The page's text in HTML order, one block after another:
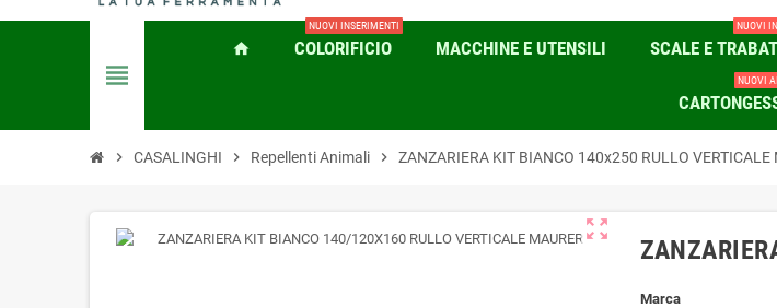
view_headline
home COLORIFICIO
NUOVI INSERIMENTI
MACCHINE E UTENSILI SCALE E
NUOVI
NUOVI
chevron_right CASALINGHI chevron_right Repellenti Animali chevron_right ZANZARIERA KIT BIANCO 140x250 RULLO VERTICALE
zoom_out_map
Marca